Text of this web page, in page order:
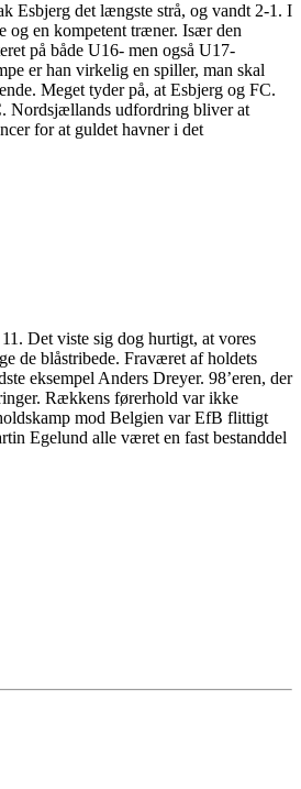
Esbjerg det længste strå, og vandt 2-1. I
og en kompetent træner. Især den
på både U16- men også U17-
er han virkelig en spiller, man skal
Meget tyder på, at Esbjerg og FC.
Nordsjællands udfordring bliver at
for at guldet havner i det
Det viste sig dog hurtigt, at vores
de blåstribede. Fraværet af holdets
eksempel Anders Dreyer. 98’eren, der
Rækkens førerhold var ikke
mod Belgien var EfB flittigt
Egelund alle været en fast bestanddel